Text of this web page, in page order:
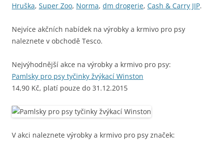
Hruška, Super Zoo, Norma, dm drogerie, Cash & Carry JIP.
Nejvíce akčních nabídek na výrobky a krmivo pro psy
naleznete v obchodě Tesco.
Nejvýhodnější akce na výrobky a krmivo pro psy:
Pamlsky pro psy tyčinky žvýkací Winston
14,90 Kč, platí pouze do 31.12.2015
V akci naleznete výrobky a krmivo pro psy značek: